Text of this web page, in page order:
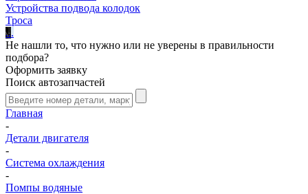
Устройства подвода колодок
Троса
...
Не нашли то, что нужно или не уверены в правильности
подбора?
Оформить заявку
Поиск автозапчастей
Главная
-
Детали двигателя
-
Система охлаждения
-
Помпы водяные